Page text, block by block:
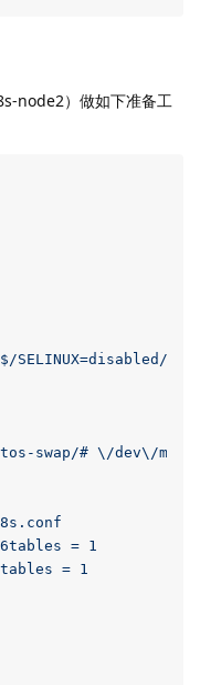
node2）做如下准备工
SELINUX=disabled/'
swap/# \/dev\/
= 1
= 1